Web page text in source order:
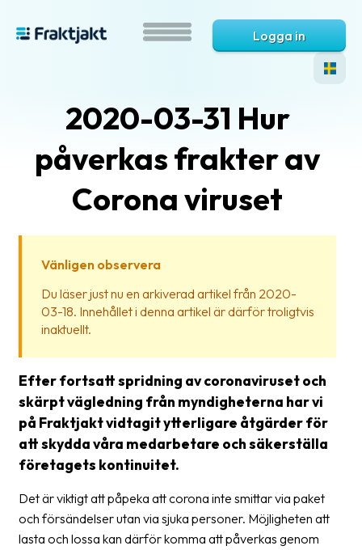
är
Hjälp?
frågor
svar
Ordlista
Paketering
Frakthandlingar
Skrivarinställningar
Logga in
2020-03-31 Hur
påverkas frakter av
Corona viruset
Vänligen observera
Du läser just nu en arkiverad artikel från 2020-
03-18. Innehållet i denna artikel är därför troligtvis
inaktuellt.
Efter fortsatt spridning av coronaviruset och
skärpt vägledning från myndigheterna har vi
på Fraktjakt vidtagit ytterligare åtgärder för
att skydda våra medarbetare och säkerställa
företagets kontinuitet.
Det är viktigt att påpeka att corona inte smittar via paket
och försändelser utan via sjuka personer. Möjligheten att
lasta och lossa kan därför komma att påverkas genom